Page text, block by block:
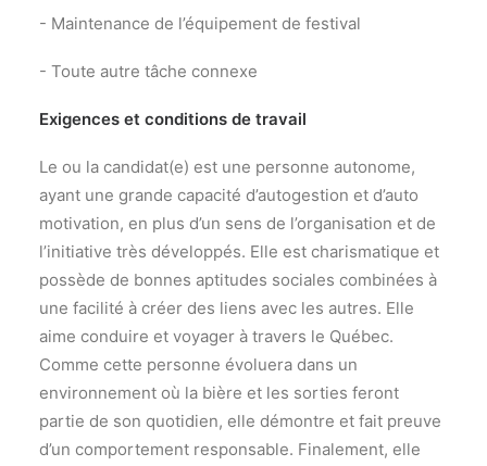
- Maintenance de l’équipement de festival
- Toute autre tâche connexe
Exigences et conditions de travail
Le ou la candidat(e) est une personne autonome,
ayant une grande capacité d’autogestion et d’auto
motivation, en plus d’un sens de l’organisation et de
l’initiative très développés. Elle est charismatique et
possède de bonnes aptitudes sociales combinées à
une facilité à créer des liens avec les autres. Elle
aime conduire et voyager à travers le Québec.
Comme cette personne évoluera dans un
environnement où la bière et les sorties feront
partie de son quotidien, elle démontre et fait preuve
d’un comportement responsable. Finalement, elle